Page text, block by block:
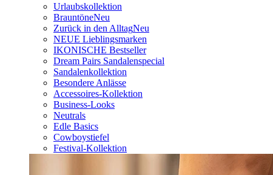
Urlaubskollektion
BrauntöneNeu
Zurück in den AlltagNeu
NEUE Lieblingsmarken
IKONISCHE Bestseller
Dream Pairs Sandalenspecial
Sandalenkollektion
Besondere Anlässe
Accessoires-Kollektion
Business-Looks
Neutrals
Edle Basics
Cowboystiefel
Festival-Kollektion